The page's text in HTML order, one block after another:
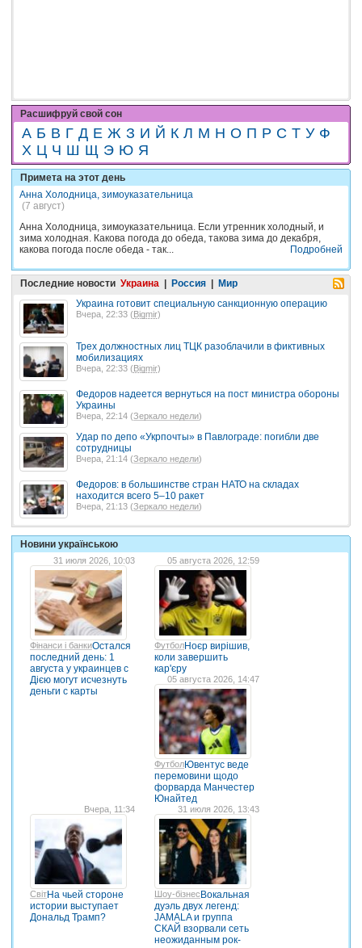
Расшифруй свой сон
А Б В Г Д Е Ж З И Й К Л М Н О П Р С Т У Ф
Х Ц Ч Ш Щ Э Ю Я
Примета на этот день
Анна Холодница, зимоуказательница
(7 август)
Анна Холодница, зимоуказательница. Если утренник холодный, и
зима холодная. Какова погода до обеда, такова зима до декабря,
какова погода после обеда - так...
Подробней
Последние новости Украина | Россия | Мир
Украина готовит специальную санкционную операцию
Вчера, 22:33 (Bigmir)
Трех должностных лиц ТЦК разоблачили в фиктивных
мобилизациях
Вчера, 22:33 (Bigmir)
Федоров надеется вернуться на пост министра обороны
Украины
Вчера, 22:14 (Зеркало недели)
Удар по депо «Укрпочты» в Павлограде: погибли две
сотрудницы
Вчера, 21:14 (Зеркало недели)
Федоров: в большинстве стран НАТО на складах
находится всего 5–10 ракет
Вчера, 21:13 (Зеркало недели)
Новини українською
31 июля 2026, 10:03
Фінанси і банкиОстался
последний день: 1
августа у украинцев с
Дією могут исчезнуть
деньги с карты
05 августа 2026, 12:59
ФутболНоєр вирішив,
коли завершить
кар'єру
05 августа 2026, 14:47
ФутболЮвентус веде
перемовини щодо
форварда Манчестер
Юнайтед
Вчера, 11:34
СвітНа чьей стороне
истории выступает
Дональд Трамп?
31 июля 2026, 13:43
Шоу-бізнес Вокальная
дуэль двух легенд:
JAMALA и группа
СКАЙ взорвали сеть
неожиданным рок-